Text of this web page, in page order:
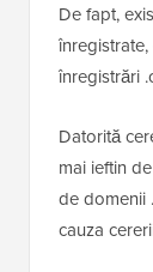
De fapt,
înregistrări
Datorită
mai ieftin
de domenii
cauza